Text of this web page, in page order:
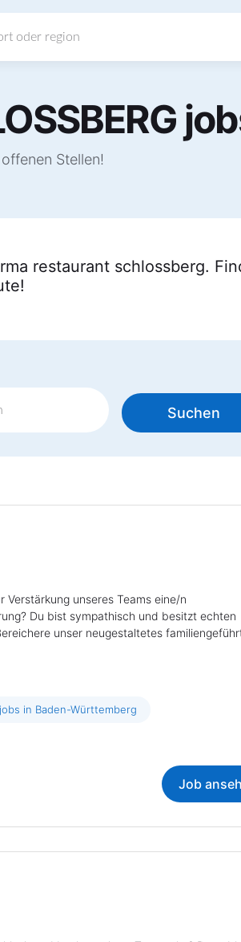
offenen Stellen!
restaurant schlossberg.
Suchen
Verstärkung unseres Teams eine/n
Du bist sympathisch und besitzt echten
unser neugestaltetes
jobs in Baden-Württemberg
Job